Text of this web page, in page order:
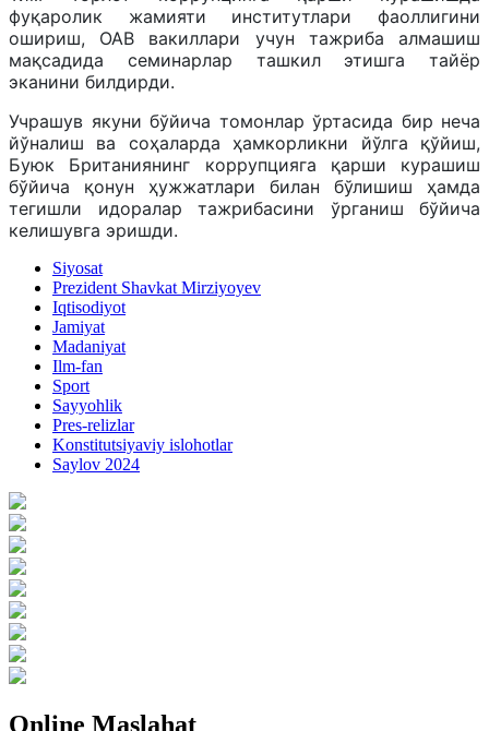
фуқаролик жамияти институтлари фаоллигини
ошириш, ОАВ вакиллари учун тажриба алмашиш
мақсадида семинарлар ташкил этишга тайёр
эканини билдирди.
Учрашув якуни бўйича томонлар ўртасида бир неча
йўналиш ва соҳаларда ҳамкорликни йўлга қўйиш,
Буюк Британиянинг коррупцияга қарши курашиш
бўйича қонун ҳужжатлари билан бўлишиш ҳамда
тегишли идоралар тажрибасини ўрганиш бўйича
келишувга эришди.
Siyosat
Prezident Shavkat Mirziyoyev
Iqtisodiyot
Jamiyat
Madaniyat
Ilm-fan
Sport
Sayyohlik
Pres-relizlar
Konstitutsiyaviy islohotlar
Saylov 2024
Online Maslahat